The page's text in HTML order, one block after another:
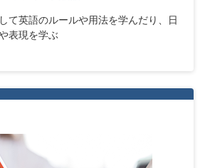
て英語のルールや用法を学んだり、日
表現を学ぶ